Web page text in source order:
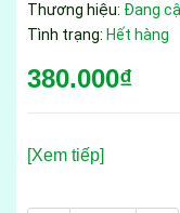
Thương hiệu: Đang
Tình trạng: Hết hàng
380.000₫
[Xem tiếp]